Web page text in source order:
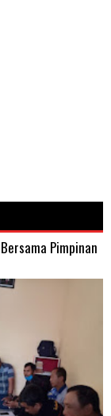
Pimpinan